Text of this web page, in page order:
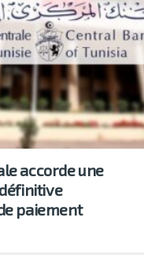
accorde une
paiement